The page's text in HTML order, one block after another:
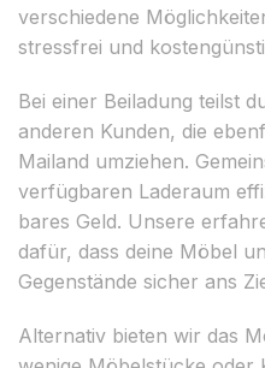
verschiedene
stressfrei und
Bei einer Beiladung teilst
anderen Kunden, die
Mailand umziehen.
verfügbaren Laderaum
bares Geld. Unsere
dafür, dass deine Möbel
Gegenstände sicher ans
Alternativ bieten wir das